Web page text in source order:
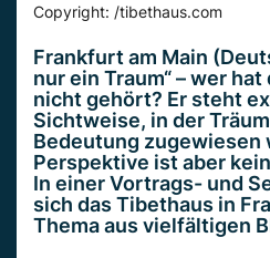
Copyright: /tibethaus.com
Frankfurt am Main
nur ein Traum“ – wer
nicht gehört? Er steht
Sichtweise, in der
Bedeutung zugewiesen
Perspektive ist aber
In einer Vortrags- und
sich das Tibethaus in
Thema aus vielfältigen